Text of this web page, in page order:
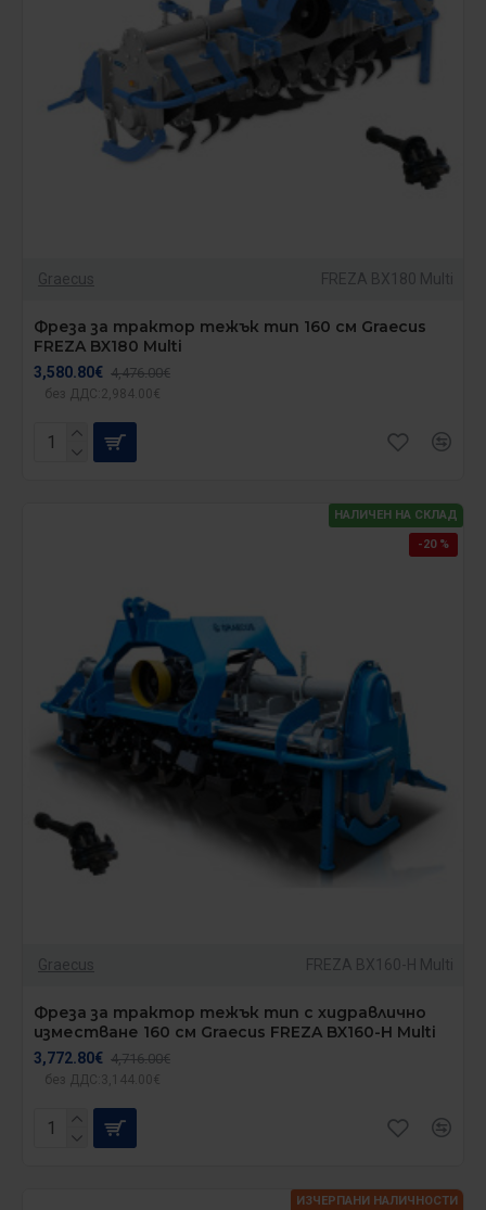
Graecus FREZA BX180 Multi
Фреза за трактор тежък тип 160 см Graecus
FREZA BX180 Multi
3,580.80€ 4,476.00€
без ДДС:2,984.00€
НАЛИЧЕН НА СКЛАД
-20 %
Graecus FREZA BX160-H Multi
Фреза за трактор тежък тип с хидравлично
изместване 160 см Graecus FREZA BX160-H Multi
3,772.80€ 4,716.00€
без ДДС:3,144.00€
ИЗЧЕРПАНИ НАЛИЧНОСТИ